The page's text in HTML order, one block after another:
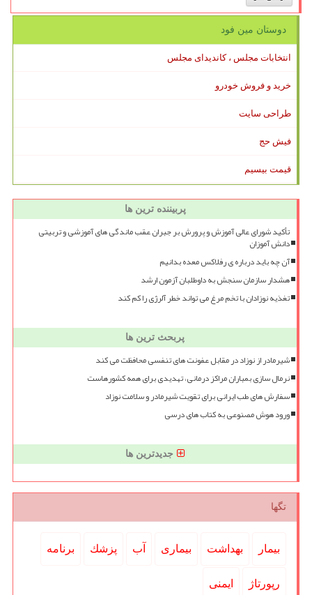
دوستان مین فود
انتخابات مجلس ، کاندیدای مجلس
خرید و فروش خودرو
طراحی سایت
فیش حج
قیمت بیسیم
پربیننده ترین ها
تأکید شورای عالی آموزش و پرورش بر جبران عقب ماندگی های آموزشی و تربیتی
دانش آموزان
آن چه باید درباره ی رفلاکس معده بدانیم
هشدار سازمان سنجش به داوطلبان آزمون ارشد
تغذیه نوزادان با تخم مرغ می تواند خطر آلرژی را کم کند
پربحث ترین ها
شیرمادر از نوزاد در مقابل عفونت های تنفسی محافظت می کند
نرمال سازی بمباران مراکز درمانی، تهدیدی برای همه کشورهاست
سفارش های طب ایرانی برای تقویت شیرمادر و سلامت نوزاد
ورود هوش مصنوعی به کتاب های درسی
جدیدترین ها
تگها
بیمار بهداشت بیماری آب پزشك برنامه
رپورتاژ ایمنی